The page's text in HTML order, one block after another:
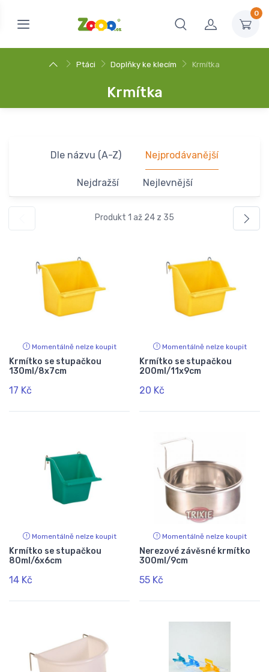
0
Ptáci Doplňky ke klecím Krmítka
Krmítka
Dle názvu (A-Z) Nejprodávanější
Nejdražší Nejlevnější
Produkt 1 až 24 z 35
Momentálně nelze koupit
Krmítko se stupačkou
130ml/8x7cm
17 Kč
Momentálně nelze koupit
Krmítko se stupačkou
200ml/11x9cm
20 Kč
Momentálně nelze koupit
Krmítko se stupačkou
80ml/6x6cm
14 Kč
Momentálně nelze koupit
Nerezové závěsné krmítko
300ml/9cm
55 Kč